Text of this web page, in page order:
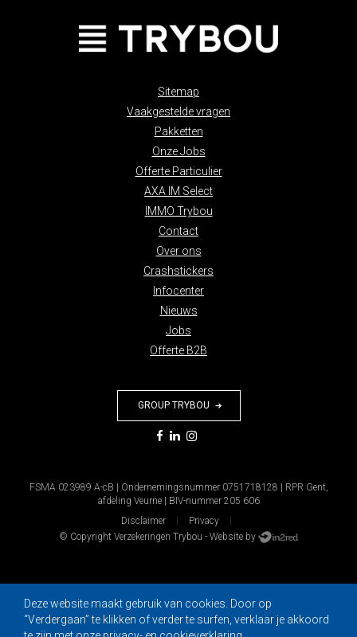
Sitemap
Vaakgestelde vragen
Pakketten
Onze Jobs
Offerte Particulier
AXA IM Select
IMMO Trybou
Contact
Over ons
Crashstickers
Infocenter
Nieuws
Jobs
Offerte B2B
GROUP TRYBOU
FSMA 023989 A-cB | Ondernemingsnummer 0751718128 | RPR Gent,
afdeling Veurne | BIV-nummer 205 606
Disclaimer
Privacy
© Copyright Verzekeringen Trybou - Website by
Deze website maakt gebruik van cookies. Door op
“Verdergaan” te klikken of verder te surfen, verklaar je akkoord